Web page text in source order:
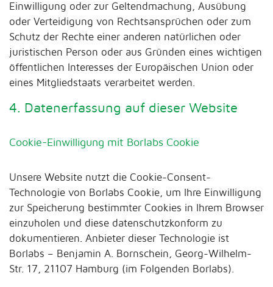
Einwilligung oder zur Geltendmachung, Ausübung
oder Verteidigung von Rechtsansprüchen oder zum
Schutz der Rechte einer anderen natürlichen oder
juristischen Person oder aus Gründen eines wichtigen
öffentlichen Interesses der Europäischen Union oder
eines Mitgliedstaats verarbeitet werden.
4. Datenerfassung auf dieser Website
Cookie-Einwilligung mit Borlabs Cookie
Unsere Website nutzt die Cookie-Consent-
Technologie von Borlabs Cookie, um Ihre Einwilligung
zur Speicherung bestimmter Cookies in Ihrem Browser
einzuholen und diese datenschutzkonform zu
dokumentieren. Anbieter dieser Technologie ist
Borlabs – Benjamin A. Bornschein, Georg-Wilhelm-
Str. 17, 21107 Hamburg (im Folgenden Borlabs).